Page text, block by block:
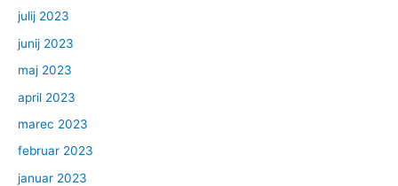
julij 2023
junij 2023
maj 2023
april 2023
marec 2023
februar 2023
januar 2023